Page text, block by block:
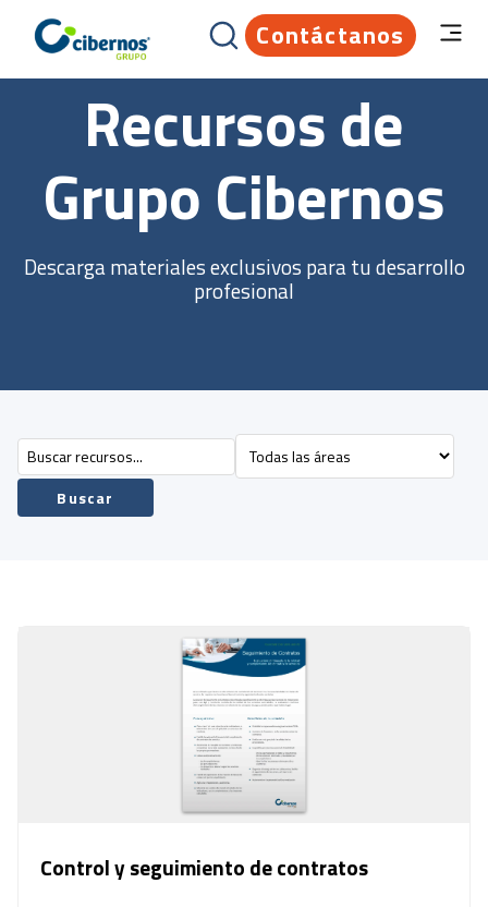
Contáctanos
Recursos de
Grupo Cibernos
Descarga materiales exclusivos para tu desarrollo
profesional
Buscar
Control y seguimiento de contratos